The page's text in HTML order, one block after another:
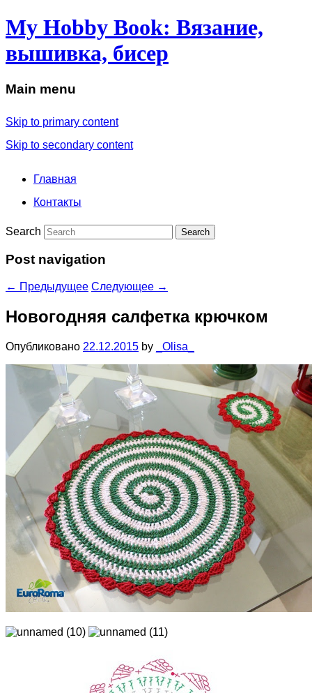
My Hobby Book: Вязание,
вышивка, бисер
Main menu
Skip to primary content
Skip to secondary content
Главная
Контакты
Search
Post navigation
← Предыдущее Следующее →
Новогодняя салфетка крючком
Опубликовано 22.12.2015 by _Olisa_